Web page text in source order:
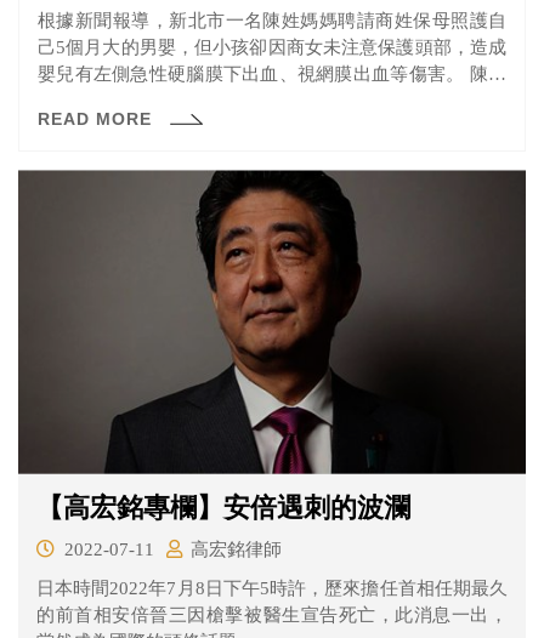
根據新聞報導，新北市一名陳姓媽媽聘請商姓保母照護自
己5個月大的男嬰，但小孩卻因商女未注意保護頭部，造成
嬰兒有左側急性硬腦膜下出血、視網膜出血等傷害。 陳女
再有其他嬰兒落入此人手裡」、「避免其他無辜寶寶受
照片、地址等資訊，因此商女也向檢察官提告商女違反個
資法規定。不過士林地檢署就商女提告部分，給予不起訴
處分；商女丈夫、女兒部分經起訴後，士林地院也判決陳
女無罪。 公布他人個資不犯法嗎？為何法院會做出無罪判
READ MORE
【高宏銘專欄】安倍遇刺的波瀾
2022-07-11
高宏銘律師
日本時間2022年7月8日下午5時許，歷來擔任首相任期最久
的前首相安倍晉三因槍擊被醫生宣告死亡，此消息一出，